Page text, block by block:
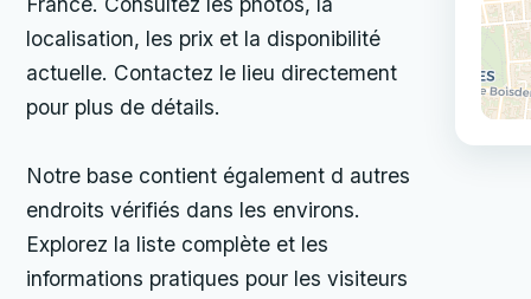
localisation, les prix et la disponibilité
actuelle. Contactez le lieu directement
pour plus de détails.
Notre base contient également d autres
endroits vérifiés dans les environs.
Explorez la liste complète et les
informations pratiques pour les visiteurs